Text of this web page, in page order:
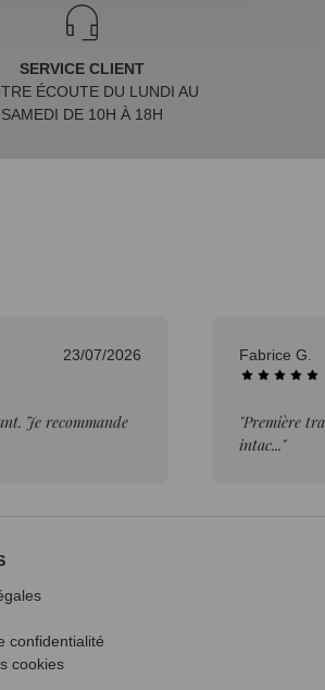
SERVICE CLIENT
ÉCOUTE DU LUNDI AU
SAMEDI DE 10H À 18H
23/07/2026
Je recommande
Fabrice G.
"Première
intac..."
confidentialité
cookies